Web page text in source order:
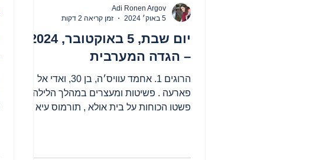
יום שבת, 5 באוקטובר, 2024
– הגדה המערבית
הרוגים 1. אחמד עוויס׳ה, בן 30, ואדי אל
פארעה . פשיטות ומעצרים במהלך הלילה
פשטו הכוחות על בית אולא , תורמוס עיא ,
Adi Ronen Argov
5 באוק׳ 2024
זמן קריאה 2 דקות